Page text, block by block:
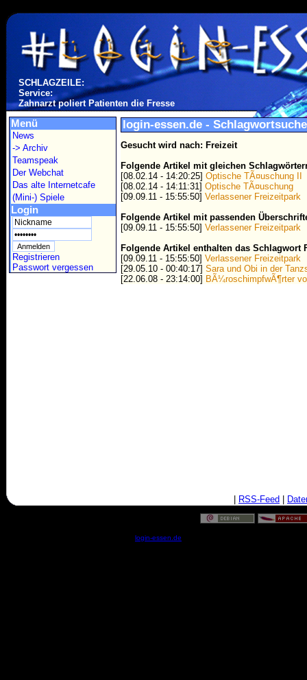
SCHLAGZEILE:
Service:
Zahnarzt poliert Patienten die Fresse
Menü
News
-> Archiv
Teamspeak
Der Webchat
Das alte Internetcafe
(Mini-) Spiele
Login
Registrieren
Passwort vergessen
login-essen.de - Schlagwortsuche
Gesucht wird nach: Freizeit
Folgende Artikel mit gleichen
[08.02.14 - 14:20:25] Optische TÃ¤uschung II
[08.02.14 - 14:11:31] Optische TÃ¤uschung
[09.09.11 - 15:55:50] Verlassener Freizeitpark
Folgende Artikel mit passenden
[09.09.11 - 15:55:50] Verlassener Freizeitpark
Folgende Artikel enthalten das Schlagwort
[09.09.11 - 15:55:50] Verlassener Freizeitpark
[29.05.10 - 00:40:17] Sara und Obi in der
[22.06.08 - 23:14:00] BÃ¼roschimpfwÃ¶rter
RSS-Feed
login-essen.de